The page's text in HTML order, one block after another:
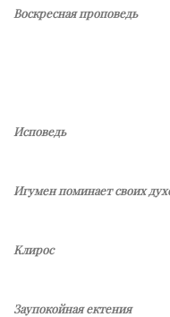
Воскресная проповедь
Исповедь
Игумен поминает своих
Клирос
Заупокойная ектения